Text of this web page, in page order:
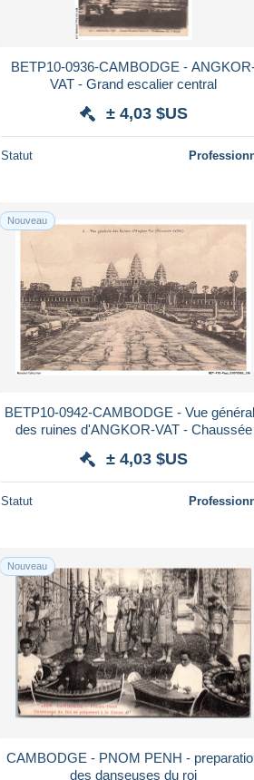
BETP10-0936-CAMBODGE -
VAT - Grand escalier central
± 4,03 $US
Statut
Nouveau
BETP10-0942-CAMBODGE - Vue
des ruines d'ANGKOR-VAT - Chaussée
± 4,03 $US
Statut
Nouveau
CAMBODGE - PNOM PENH -
des danseuses du roi